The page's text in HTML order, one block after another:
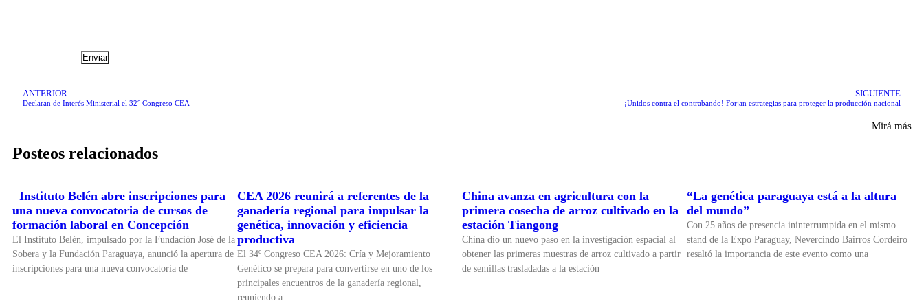
ANTERIOR
Declaran de Interés Ministerial el 32° Congreso CEA
SIGUIENTE
¡Unidos contra el contrabando! Forjan estrategias para proteger la producción nacional
Mirá más
Posteos relacionados
Instituto Belén abre inscripciones para
una nueva convocatoria de cursos de
formación laboral en Concepción
El Instituto Belén, impulsado por la Fundación José de la
Sobera y la Fundación Paraguaya, anunció la apertura de
inscripciones para una nueva convocatoria de
CEA 2026 reunirá a referentes de la
ganadería regional para impulsar la
genética, innovación y eficiencia
productiva
El 34º Congreso CEA 2026: Cría y Mejoramiento
Genético se prepara para convertirse en uno de los
principales encuentros de la ganadería regional,
reuniendo a
China avanza en agricultura con la
primera cosecha de arroz cultivado en la
estación Tiangong
China dio un nuevo paso en la investigación espacial al
obtener las primeras muestras de arroz cultivado a partir
de semillas trasladadas a la estación
“La genética paraguaya está a la altura
del mundo”
Con 25 años de presencia ininterrumpida en el mismo
stand de la Expo Paraguay, Nevercindo Bairros Cordeiro
resaltó la importancia de este evento como una